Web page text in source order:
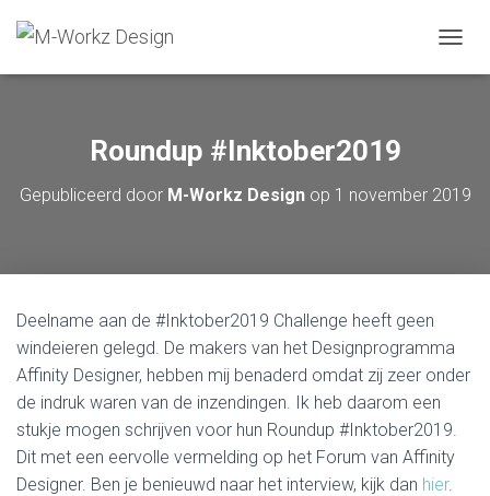
O
A
E
Roundup #Inktober2019
Gepubliceerd door M-Workz Designop 1 november 2019
Deelname aan de #Inktober2019 Challenge heeft geen
windeieren gelegd. De makers van het Designprogramma
Affinity Designer, hebben mij benaderd omdat zij zeer onder
de indruk waren van de inzendingen. Ik heb daarom een
stukje mogen schrijven voor hun Roundup #Inktober2019.
Dit met een eervolle vermelding op het Forum van Affinity
Designer. Ben je benieuwd naar het interview, kijk dan hier.